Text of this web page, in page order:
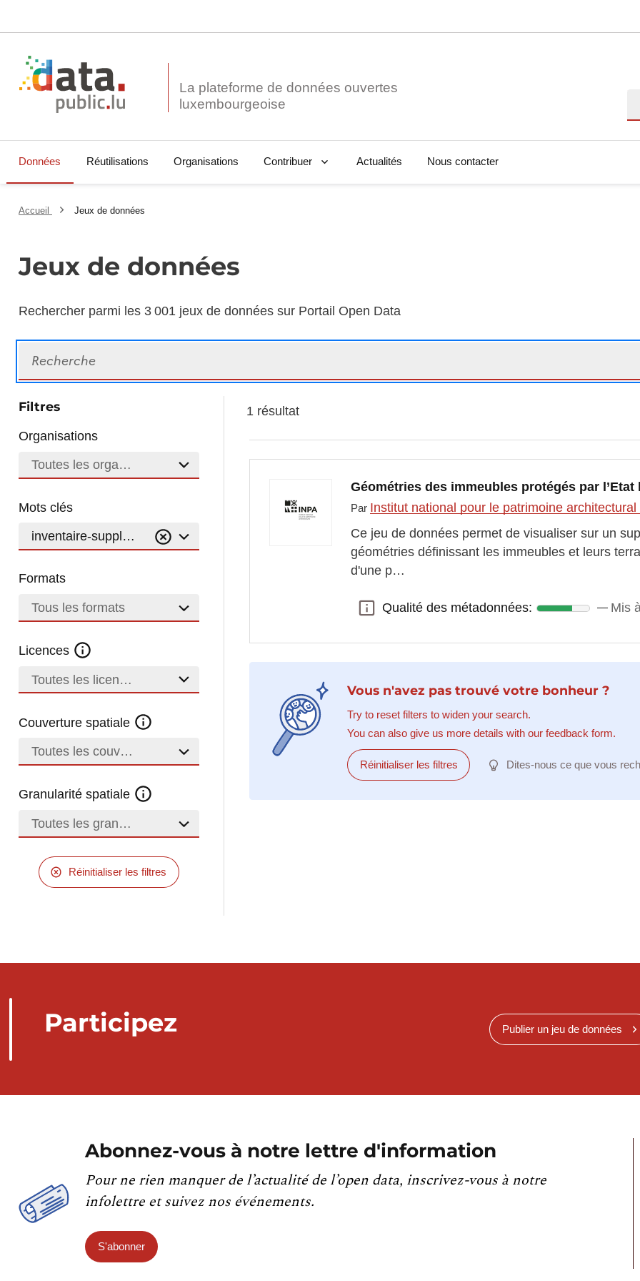
La plateforme de données ouvertes
Données Réutilisations Organisations Contribuer Actualités Nous contacter
Accueil Jeux de données
Jeux de données
Rechercher parmi les 3 001 jeux de données sur Portail Open Data
Filtres
Organisations
Toutes les organisations
Mots clés
inventaire-supplementaire
Formats
Tous les formats
Licences
Toutes les licences
Couverture spatiale
Toutes les couvertures
Granularité spatiale
Toutes les granularités
Réinitialiser les filtres
1 résultat
Géométries des immeubles protégés par
Par Institut national pour le patrimoine architectural
Ce jeu de données permet de visualiser sur un
géométries définissant les immeubles et leurs
d'une p…
Qualité des métadonnées:
Qualité des métadonnées: Mis
Vous n'avez pas trouvé votre bonheur ?
Try to reset filters to widen your search.
You can also give us more details with our feedback form.
Réinitialiser les filtres Dites-nous ce que vous
Participez Publier un jeu de données
Abonnez-vous à notre lettre d'information
Pour ne rien manquer de l’actualité de l’open data, inscrivez-vous à notre
infolettre et suivez nos événements.
S'abonner